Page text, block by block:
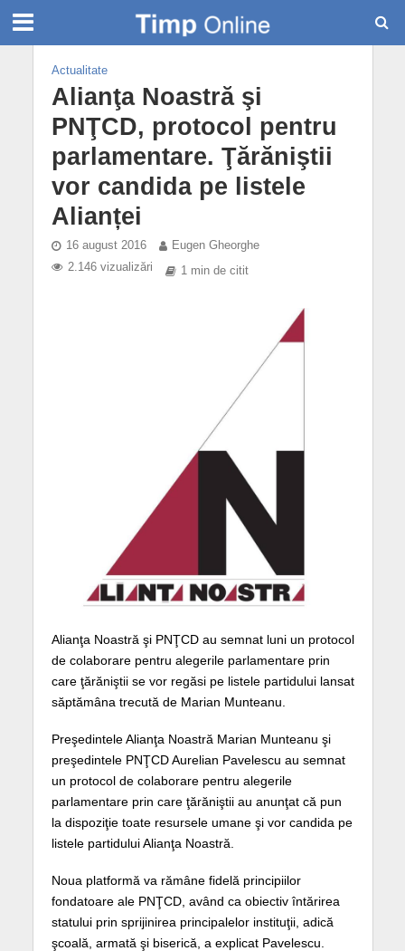
Actualitate
Alianţa Noastră şi
PNŢCD, protocol pentru
parlamentare. Ţărăniştii
vor candida pe listele
Alianței
16 august 2016
Eugen Gheorghe
2.146 vizualizări
1 min de citit
Alianţa Noastră şi PNŢCD au semnat luni un protocol
de colaborare pentru alegerile parlamentare prin
care ţărăniştii se vor regăsi pe listele partidului lansat
săptămâna trecută de Marian Munteanu.
Preşedintele Alianţa Noastră Marian Munteanu şi
preşedintele PNŢCD Aurelian Pavelescu au semnat
un protocol de colaborare pentru alegerile
parlamentare prin care ţărăniştii au anunţat că pun
la dispoziţie toate resursele umane şi vor candida pe
listele partidului Alianţa Noastră.
Noua platformă va rămâne fidelă principiilor
fondatoare ale PNŢCD, având ca obiectiv întărirea
statului prin sprijinirea principalelor instituţii, adică
şcoală, armată şi biserică, a explicat Pavelescu.